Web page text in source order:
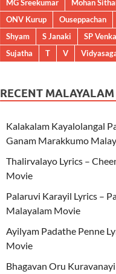
MG Sreekumar
Mohan
ONV Kurup
Ouseppachan
Shyam
S Janaki SP
Sujatha
T V
RECENT MALAYALAM
Kalakalam Kayalolangal
Ganam Marakkumo
Thalirvalayo Lyrics –
Movie
Palaruvi Karayil Lyrics –
Malayalam Movie
Ayilyam Padathe Penne
Movie
Bhagavan Oru